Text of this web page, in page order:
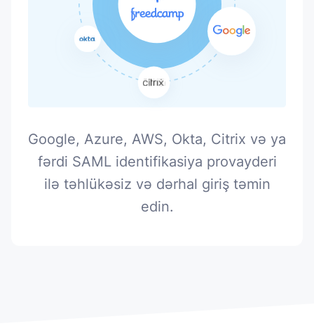
Google, Azure, AWS, Okta, Citrix və ya
fərdi SAML identifikasiya provayderi
ilə təhlükəsiz və dərhal giriş təmin
edin.